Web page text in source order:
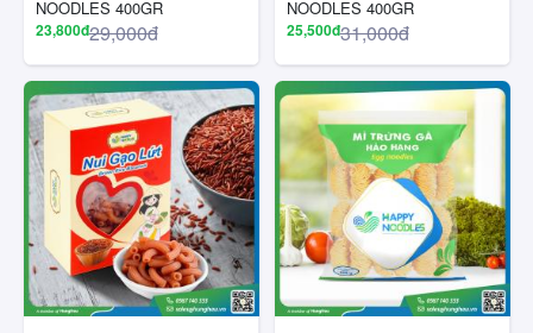
NOODLES 400GR
23,800đ29,000đ
NOODLES 400GR
25,500đ31,000đ